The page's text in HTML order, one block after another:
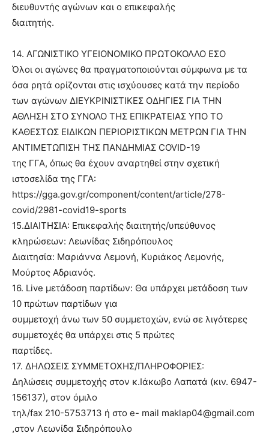
διευθυντής αγώνων και ο επικεφαλής
διαιτητής.
14. ΑΓΩΝΙΣΤΙΚΟ ΥΓΕΙΟΝΟΜΙΚΟ ΠΡΩΤΟΚΟΛΛΟ ΕΣΟ
Όλοι οι αγώνες θα πραγματοποιούνται σύμφωνα με τα
όσα ρητά ορίζονται στις ισχύουσες κατά την περίοδο
των αγώνων ΔΙΕΥΚΡΙΝΙΣΤΙΚΕΣ ΟΔΗΓΙΕΣ ΓΙΑ ΤΗΝ
ΑΘΛΗΣΗ ΣΤΟ ΣΥΝΟΛΟ ΤΗΣ ΕΠΙΚΡΑΤΕΙΑΣ ΥΠΟ ΤΟ
ΚΑΘΕΣΤΩΣ ΕΙΔΙΚΩΝ ΠΕΡΙΟΡΙΣΤΙΚΩΝ ΜΕΤΡΩΝ ΓΙΑ ΤΗΝ
ΑΝΤΙΜΕΤΩΠΙΣΗ ΤΗΣ ΠΑΝΔΗΜΙΑΣ COVID-19
της ΓΓΑ, όπως θα έχουν αναρτηθεί στην σχετική
ιστοσελίδα της ΓΓΑ:
https://gga.gov.gr/component/content/article/278-
covid/2981-covid19-sports
15.ΔΙΑΙΤΗΣΙΑ: Επικεφαλής διαιτητής/υπεύθυνος
κληρώσεων: Λεωνίδας Σιδηρόπουλος
Διαιτησία: Μαριάννα Λεμονή, Κυριάκος Λεμονής,
Μούρτος Αδριανός.
16. Live μετάδοση παρτίδων: Θα υπάρχει μετάδοση των
10 πρώτων παρτίδων για
συμμετοχή άνω των 50 συμμετοχών, ενώ σε λιγότερες
συμμετοχές θα υπάρχει στις 5 πρώτες
παρτίδες.
17. ΔΗΛΩΣΕΙΣ ΣΥΜΜΕΤΟΧΗΣ/ΠΛΗΡΟΦΟΡΙΕΣ:
Δηλώσεις συμμετοχής στον κ.Ιάκωβο Λαπατά (κιν. 6947-
156137), στον όμιλο
τηλ/fax 210-5753713 ή στο e- mail maklap04@gmail.com
,στον Λεωνίδα Σιδηρόπουλο